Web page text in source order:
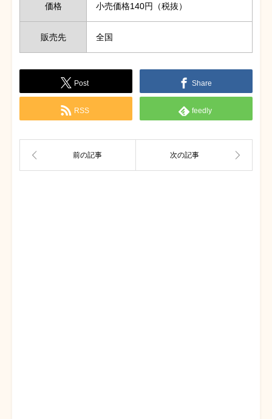
価格 小売価格140円（税抜）
販売先 全国
Post Share
RSS feedly